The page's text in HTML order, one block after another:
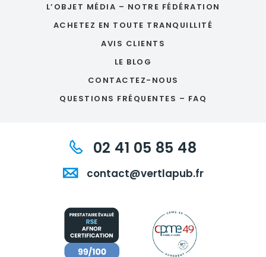
L’OBJET MÉDIA – NOTRE FÉDÉRATION
ACHETEZ EN TOUTE TRANQUILLITÉ
AVIS CLIENTS
LE BLOG
CONTACTEZ-NOUS
QUESTIONS FRÉQUENTES – FAQ
02 41 05 85 48
contact@vertlapub.fr